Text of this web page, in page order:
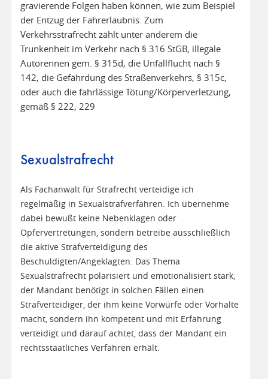
gravierende Folgen haben können, wie zum Beispiel
der Entzug der Fahrerlaubnis. Zum
Verkehrsstrafrecht zählt unter anderem die
Trunkenheit im Verkehr nach § 316 StGB, illegale
Autorennen gem. § 315d, die Unfallflucht nach §
142, die Gefährdung des Straßenverkehrs, § 315c,
oder auch die fahrlässige Tötung/Körperverletzung,
gemäß § 222, 229
Sexualstrafrecht
Als Fachanwalt für Strafrecht verteidige ich
regelmäßig in Sexualstrafverfahren. Ich übernehme
dabei bewußt keine Nebenklagen oder
Opfervertretungen, sondern betreibe ausschließlich
die aktive Strafverteidigung des
Beschuldigten/Angeklagten. Das Thema
Sexualstrafrecht polarisiert und emotionalisiert stark;
der Mandant benötigt in solchen Fällen einen
Strafverteidiger, der ihm keine Vorwürfe oder Vorhalte
macht, sondern ihn kompetent und mit Erfahrung
verteidigt und darauf achtet, dass der Mandant ein
rechtsstaatliches Verfahren erhält.